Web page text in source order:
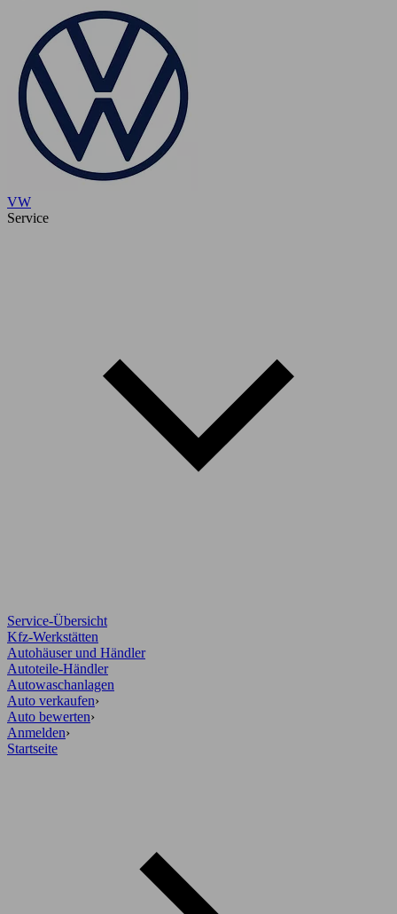
VW
Service
Service-Übersicht
Kfz-Werkstätten
Autohäuser und Händler
Autoteile-Händler
Autowaschanlagen
Auto verkaufen›
Auto bewerten›
Anmelden›
Startseite